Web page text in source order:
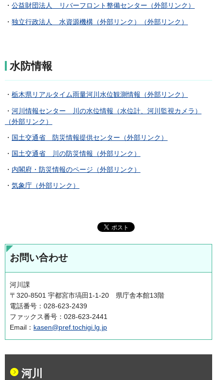
・ 公益財団法人 リバーフロント整備センター（外部リンク）
・ 独立行政法人 水資源機構（外部リンク）（外部リンク）
水防情報
・ 栃木県リアルタイム雨量河川水位観測情報（外部リンク）
・ 河川情報センター 川の水位情報（水位計、河川監視カメラ）
（外部リンク）
・ 国土交通省 防災情報提供センター（外部リンク）
・ 国土交通省 川の防災情報（外部リンク）
・ 内閣府・防災情報のページ（外部リンク）
・ 気象庁（外部リンク）
お問い合わせ
河川課
〒320-8501 宇都宮市塙田1-1-20 県庁舎本館13階
電話番号：028-623-2439
ファックス番号：028-623-2441
Email： kasen@pref.tochigi.lg.jp
河川